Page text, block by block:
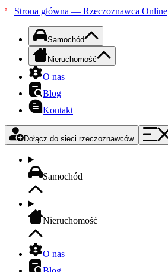
Strona główna — Rzeczoznawca Online
Samochód
Nieruchomość
O nas
Blog
Kontakt
Dołącz do sieci rzeczoznawców
Samochód
Nieruchomość
O nas